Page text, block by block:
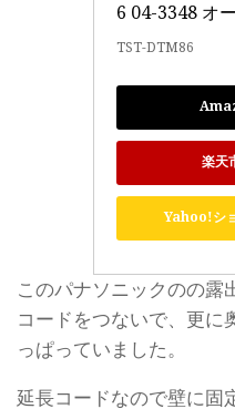
6 04-3348 オ
TST-DTM86
楽天
Yahoo!シ
このパナソニックのの露
コードをつないで、更に
っぱっていました。
延長コードなので壁に固